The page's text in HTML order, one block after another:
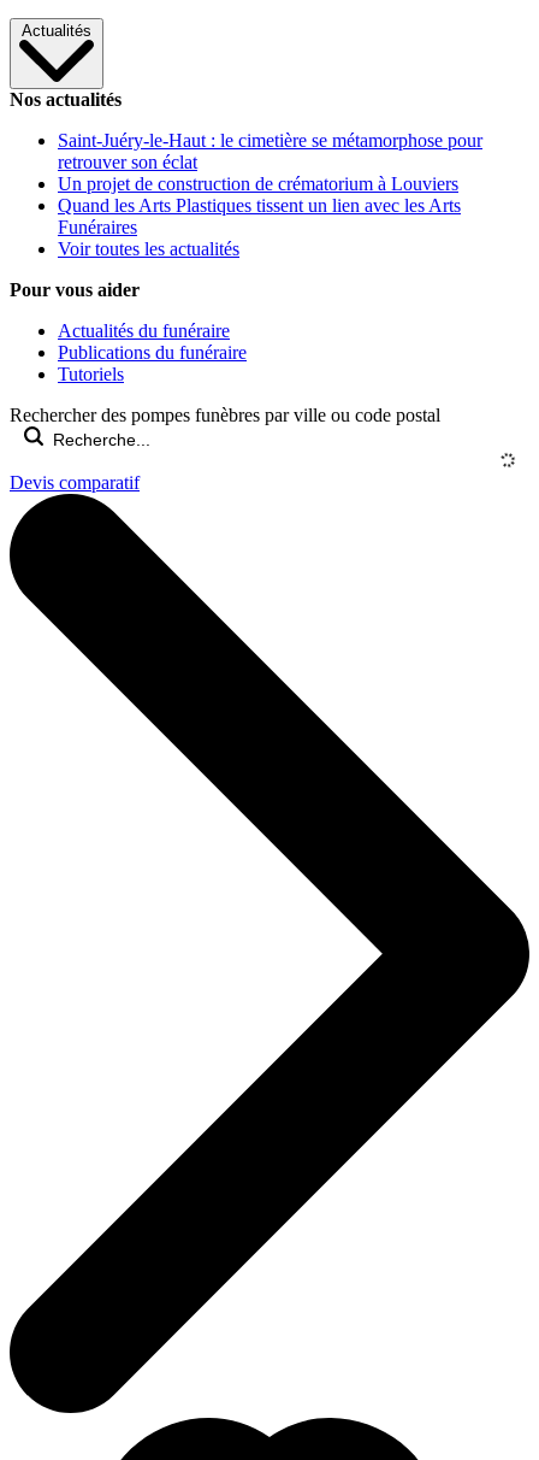
Actualités
Nos actualités
Saint-Juéry-le-Haut : le cimetière se métamorphose pour
retrouver son éclat
Un projet de construction de crématorium à Louviers
Quand les Arts Plastiques tissent un lien avec les Arts
Funéraires
Voir toutes les actualités
Pour vous aider
Actualités du funéraire
Publications du funéraire
Tutoriels
Rechercher des pompes funèbres par ville ou code postal
Devis comparatif